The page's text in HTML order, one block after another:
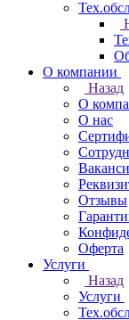
О компании
Назад
О
О нас
Отзывы
Оферта
Услуги
Назад
Услуги